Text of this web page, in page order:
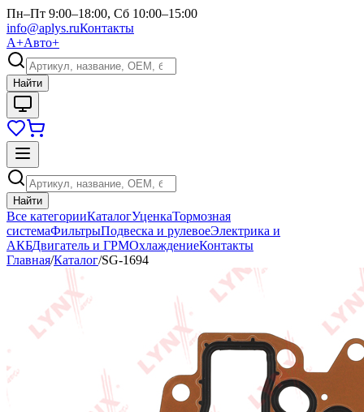
Пн–Пт 9:00–18:00, Сб 10:00–15:00
info@aplys.ruКонтакты
А+Авто+
Найти
Найти
Все категорииКаталогУценкаТормозная
системаФильтрыПодвеска и рулевоеЭлектрика и
АКБДвигатель и ГРМОхлаждениеКонтакты
Главная/Каталог/SG-1694